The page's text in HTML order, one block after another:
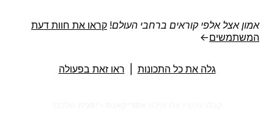
אמון אצל אלפי קוראים ברחבי העולם! קראו את חוות דעת
המשתמשים→
גלה את כל התכונות ראו זאת בפעולה